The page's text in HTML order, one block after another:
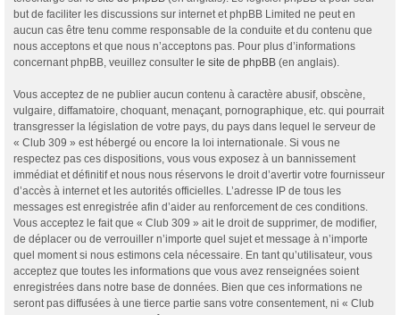
but de faciliter les discussions sur internet et phpBB Limited ne peut en
aucun cas être tenu comme responsable de la conduite et du contenu que
nous acceptons et que nous n’acceptons pas. Pour plus d’informations
concernant phpBB, veuillez consulter le site de phpBB (en anglais).
Vous acceptez de ne publier aucun contenu à caractère abusif, obscène,
vulgaire, diffamatoire, choquant, menaçant, pornographique, etc. qui pourrait
transgresser la législation de votre pays, du pays dans lequel le serveur de
« Club 309 » est hébergé ou encore la loi internationale. Si vous ne
respectez pas ces dispositions, vous vous exposez à un bannissement
immédiat et définitif et nous nous réservons le droit d’avertir votre fournisseur
d’accès à internet et les autorités officielles. L’adresse IP de tous les
messages est enregistrée afin d’aider au renforcement de ces conditions.
Vous acceptez le fait que « Club 309 » ait le droit de supprimer, de modifier,
de déplacer ou de verrouiller n’importe quel sujet et message à n’importe
quel moment si nous estimons cela nécessaire. En tant qu’utilisateur, vous
acceptez que toutes les informations que vous avez renseignées soient
enregistrées dans notre base de données. Bien que ces informations ne
seront pas diffusées à une tierce partie sans votre consentement, ni « Club